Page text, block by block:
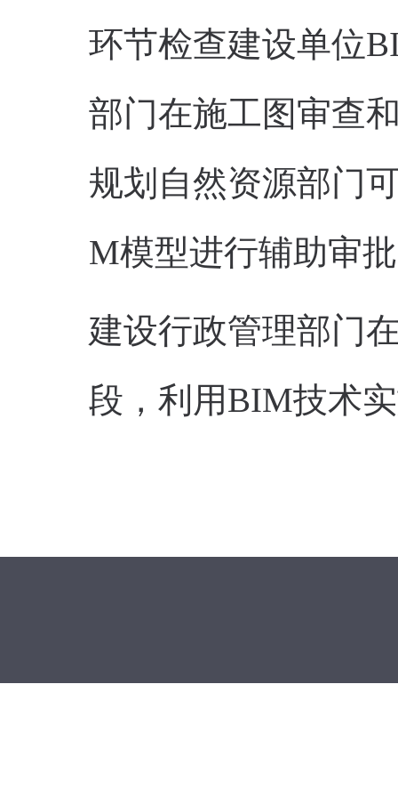
环节检查建设单位
部门在施工图审查
规划自然资源部门
M模型进行辅助审
建设行政管理部门
段，利用BIM技术